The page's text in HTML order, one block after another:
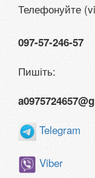
Телефонуйте
097-57-246-57
Пишіть:
Telegram
Viber